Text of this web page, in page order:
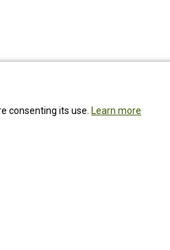
consenting its use. Learn more